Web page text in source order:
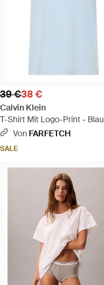
39 €38 €
Calvin Klein
T-Shirt Mit Logo-Print - Blau
Von FARFETCH
SALE